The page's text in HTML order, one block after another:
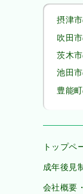
摂津
吹田
茨木
池田
豊能
トップペ
成年後見
会社概要